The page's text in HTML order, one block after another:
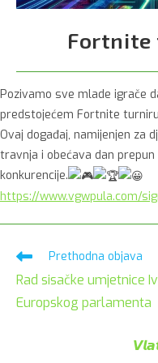
Fortnite
Pozivamo sve mlade igrače
predstojećem Fortnite
Ovaj događaj, namijenjen za
travnja i obećava dan
konkurencije.
https://www.vgwpula.com/
Pročitaj
članaka
Prethodna objava
Rad sisačke umjetnice
Europskog parlamenta